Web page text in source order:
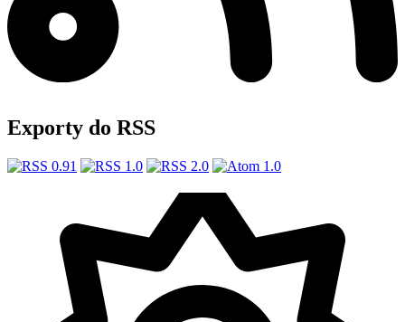
Exporty do RSS